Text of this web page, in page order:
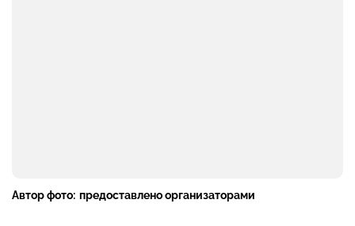
Автор фото: предоставлено организаторами